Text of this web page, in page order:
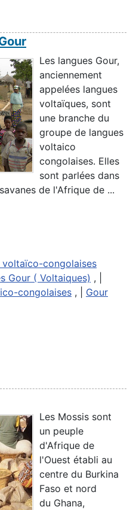
Les langues Gour,
anciennement
appelées langues
voltaïques, sont
une branche du
groupe de langues
voltaico
congolaises. Elles
sont parlées dans
de l'Afrique de ...
voltaïco-congolaises
Gour ( Voltaiques) , |
congolaises , | Gour
Les Mossis sont
un peuple
d'Afrique de
l'Ouest établi au
centre du Burkina
Faso et nord
du Ghana,